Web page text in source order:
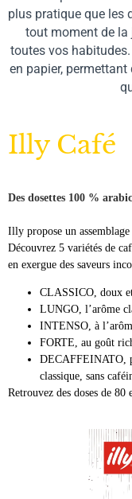
plus pratique que les
tout moment de la
toutes vos
en papier, permettant
Illy Café
Des dosettes 100 %
Illy propose un
Découvrez 5 variétés de
en exergue des saveurs
CLASSICO, doux
LUNGO, l’arôme
INTENSO, à
FORTE, au goût
DECAFFEINATO,
classique, sans
Retrouvez des doses de 80